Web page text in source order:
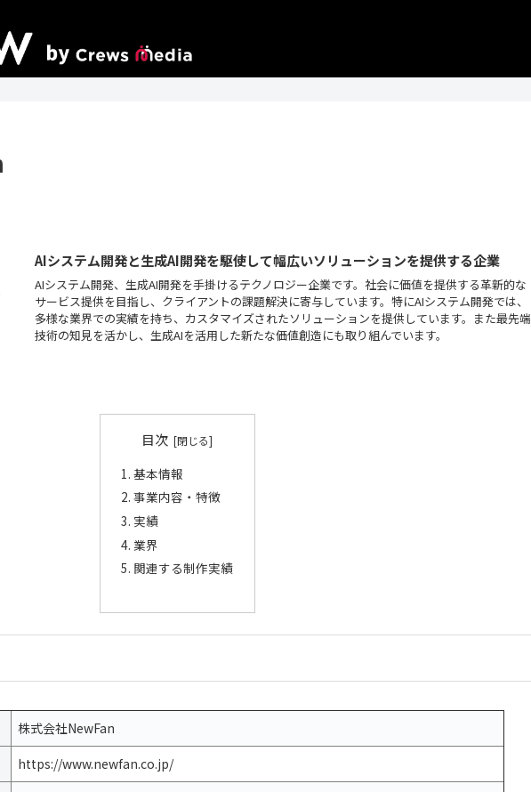
AIシステム開発と生成AI開発を駆使して幅広いソリューションを提供する企業
AIシステム開発、生成AI開発を手掛けるテクノロジー企業です。社会に価値を提供する革新的な
サービス提供を目指し、クライアントの課題解決に寄与しています。特にAIシステム開発では、
多様な業界での実績を持ち、カスタマイズされたソリューションを提供しています。また最先端
技術の知見を活かし、生成AIを活用した新たな価値創造にも取り組んでいます。
目次
基本情報
事業内容・特徴
実績
業界
関連する制作実績
株式会社NewFan
https://www.newfan.co.jp/